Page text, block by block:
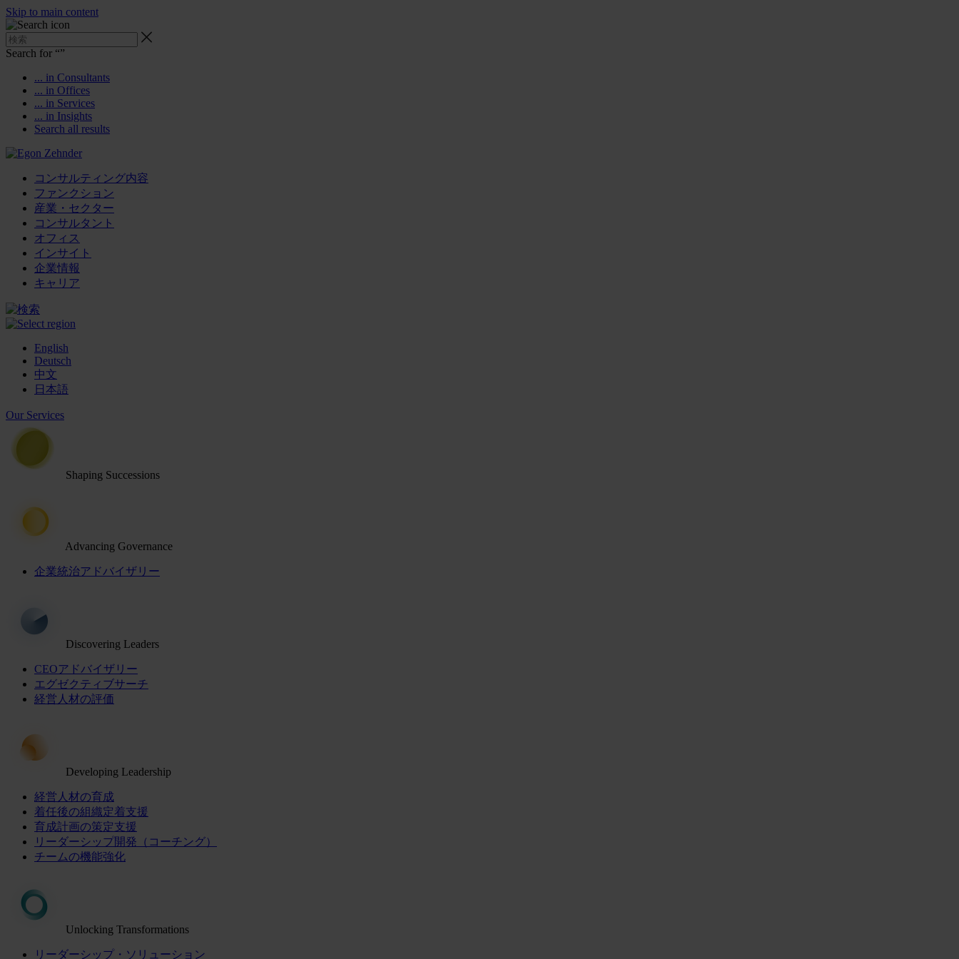
Skip to main content
Search for “”
... in Consultants
... in Offices
... in Services
... in Insights
Search all results
コンサルティング内容
ファンクション
産業・セクター
コンサルタント
オフィス
インサイト
企業情報
キャリア
English
Deutsch
中文
日本語
Our Services
Shaping Successions
Advancing Governance
企業統治アドバイザリー
Discovering Leaders
CEOアドバイザリー
エグゼクティブサーチ
経営人材の評価
Developing Leadership
経営人材の育成
着任後の組織定着支援
育成計画の策定支援
リーダーシップ開発（コーチング）
チームの機能強化
Unlocking Transformations
リーダーシップ・ソリューション